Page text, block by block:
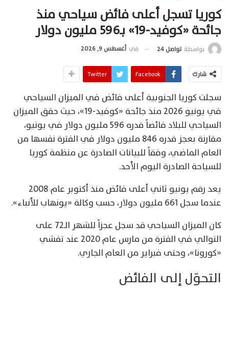
كوريا تسجل أعلى فائض سياحي منذ
جائحة «كوفيد-19» بـ596 مليون دولار
بواسطة تواصل 24 في أغسطس 9, 2026
شارك Facebook
Twitter
سجلت كوريا الجنوبية أعلى فائض في الميزان السياحي
في يونيو 2026 منذ جائحة «كوفيد-19»، حيث حقق الميزان
السياحي للبلاد فائضاً قدره 596 مليون دولار في يونيو،
مقارنة بعجز قدره 846 مليون دولار في الفترة نفسها من
العام الماضي، وفقاً للبيانات الصادرة عن منظمة كوريا
للسياحة الصادرة اليوم الأحد.
يعد رقم يونيو ثاني أعلى فائض منذ أكتوبر عام 2008
عندما سجل 661 مليون دولار، حسب وكالة «يونهاب للأنباء».
كان الميزان السياحي قد سجل عجزاً للشهر الـ72 على
التوالي في الفترة من مارس عام 2020 عند تفشي
«كورونا»، وحتى فبراير من العام الجاري.
التحوّل إلى الفائض